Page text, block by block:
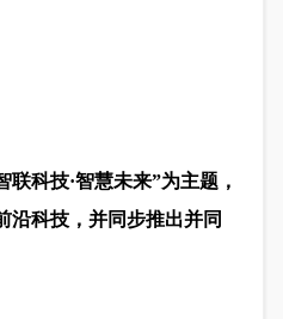
联科技·智慧未来”为主题，
沿科技，并同步推出并同